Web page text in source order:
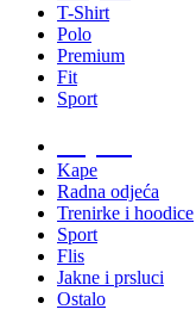
T-Shirt
Polo
Premium
Fit
Sport
Kape
Radna odjeća
Trenirke i hoodice
Sport
Flis
Jakne i prsluci
Ostalo